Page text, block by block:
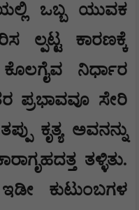
ಒಬ್ಬ ಯುವಕ
ಲ್ಪಟ್ಟ ಕಾರಣಕ್ಕೆ
ನಿರ್ಧಾರ
ಪ್ರಭಾವವೂ ಸೇರಿ
ಕೃತ್ಯ ಅವನನ್ನು
ತಳ್ಳಿತು.
ಕುಟುಂಬಗಳ